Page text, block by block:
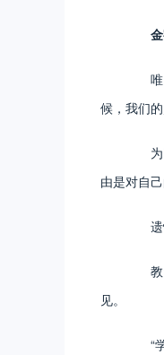
唯有
候，我们
为了
由是对自
遗憾
教训
见。
“学”